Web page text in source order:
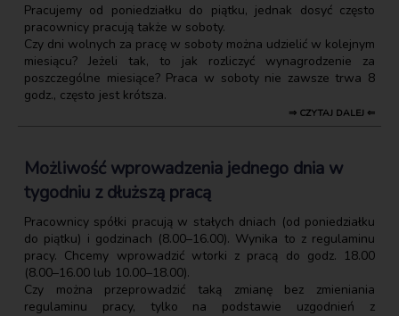
Pracujemy od poniedziałku do piątku, jednak dosyć często
pracownicy pracują także w soboty.
Czy dni wolnych za pracę w soboty można udzielić w kolejnym
miesiącu? Jeżeli tak, to jak rozliczyć wynagrodzenie za
poszczególne miesiące? Praca w soboty nie zawsze trwa 8
godz., często jest krótsza.
⇒ CZYTAJ DALEJ ⇐
Możliwość wprowadzenia jednego dnia w
tygodniu z dłuższą pracą
Pracownicy spółki pracują w stałych dniach (od poniedziałku
do piątku) i godzinach (8.00–16.00). Wynika to z regulaminu
pracy. Chcemy wprowadzić wtorki z pracą do godz. 18.00
(8.00–16.00 lub 10.00–18.00).
Czy można przeprowadzić taką zmianę bez zmieniania
regulaminu pracy, tylko na podstawie uzgodnień z